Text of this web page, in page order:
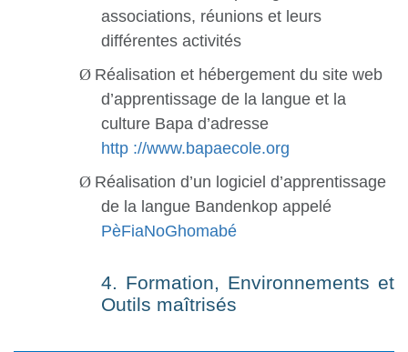
associations, réunions et leurs
différentes activités
Ø Réalisation et hébergement du site web
d’apprentissage de la langue et la
culture Bapa d’adresse
http ://www.bapaecole.org
Ø Réalisation d’un logiciel d’apprentissage
de la langue Bandenkop appelé
PèFiaNoGhomabé
4. Formation, Environnements et
Outils maîtrisés